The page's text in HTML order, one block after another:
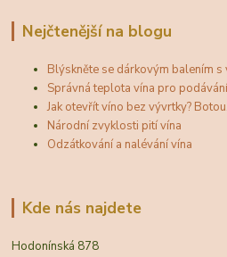
Nejčtenější na blogu
Blýskněte se dárkovým balením
Správná teplota vína pro
Jak otevřít víno bez vývrtky? Botou.
Národní zvyklosti pití vína
Odzátkování a nalévání vína
Kde nás najdete
Hodonínská 878